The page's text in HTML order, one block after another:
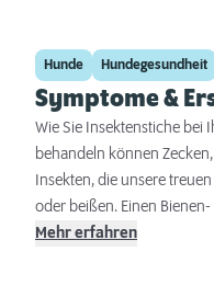
Hunde Hundegesundheit
Wespen- und
Symptome &
Wie Sie Insektenstiche bei
behandeln können Zecken, Mücken, Milben – es gibt viele
Insekten, die unsere
oder beißen. Einen
hingegen verpassen
Mehr erfahren